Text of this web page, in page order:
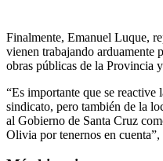
Finalmente, Emanuel Luque,
vienen trabajando arduamente
obras públicas de la Provincia
“Es importante que se reactive
sindicato, pero también de la
al Gobierno de Santa Cruz
Olivia por tenernos en